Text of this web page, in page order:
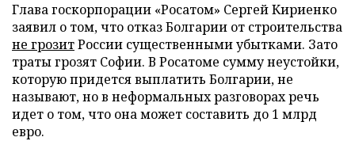
Глава госкорпорации «Росатом» Сергей Кириенко
заявил о том, что отказ Болгарии от строительства
не грозитРоссии существенными убытками. Зато
траты грозят Софии. В Росатоме сумму неустойки,
которую придется выплатить Болгарии, не
называют, но в неформальных разговорах речь
идет о том, что она может составить до 1 млрд
евро.